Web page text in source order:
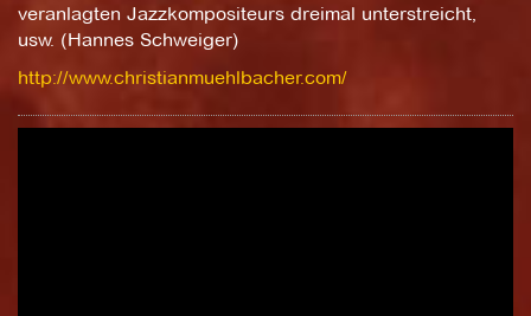
veranlagten Jazzkompositeurs dreimal unterstreicht,
usw. (Hannes Schweiger)
http://www.christianmuehlbacher.com/